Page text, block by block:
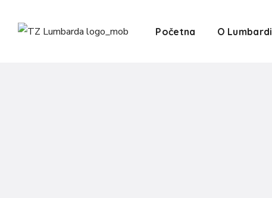
Početna O Lumbardi